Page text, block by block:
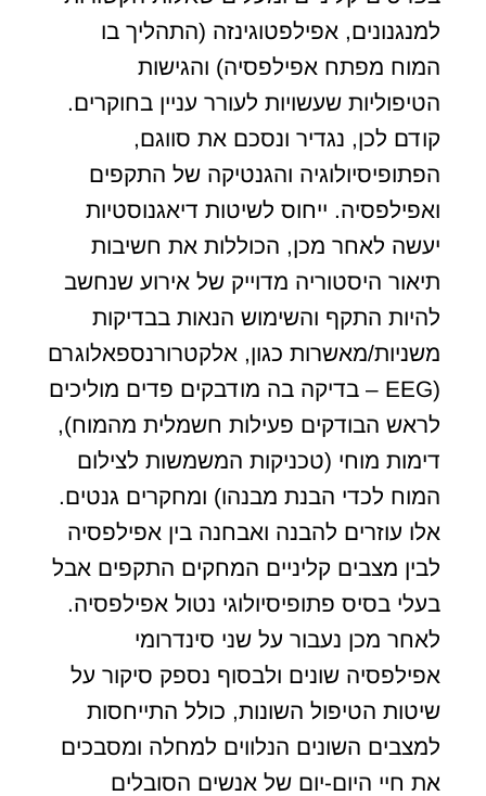
למנגנונים, אפילפטוגינזה (התהליך בו
המוח מפתח אפילפסיה) והגישות
הטיפוליות שעשויות לעורר עניין בחוקרים.
קודם לכן, נגדיר ונסכם את סווגם,
הפתופיסיולוגיה והגנטיקה של התקפים
ואפילפסיה. ייחוס לשיטות דיאגנוסטיות
יעשה לאחר מכן, הכוללות את חשיבות
תיאור היסטוריה מדוייק של אירוע שנחשב
להיות התקף והשימוש הנאות בבדיקות
משניות/מאשרות כגון, אלקטרורנספאלוגרם
(EEG – בדיקה בה מודבקים פדים מוליכים
לראש הבודקים פעילות חשמלית מהמוח),
דימות מוחי (טכניקות המשמשות לצילום
המוח לכדי הבנת מבנהו) ומחקרים גנטים.
אלו עוזרים להבנה ואבחנה בין אפילפסיה
לבין מצבים קליניים המחקים התקפים אבל
בעלי בסיס פתופיסיולוגי נטול אפילפסיה.
לאחר מכן נעבור על שני סינדרומי
אפילפסיה שונים ולבסוף נספק סיקור על
שיטות הטיפול השונות, כולל התייחסות
למצבים השונים הנלווים למחלה ומסבכים
את חיי היום-יום של אנשים הסובלים